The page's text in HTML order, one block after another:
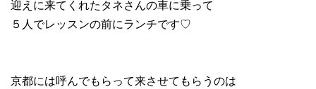
迎えに来てくれたタネさんの車に乗って
５人でレッスンの前にランチです♡
京都には呼んでもらって来させてもらうのは